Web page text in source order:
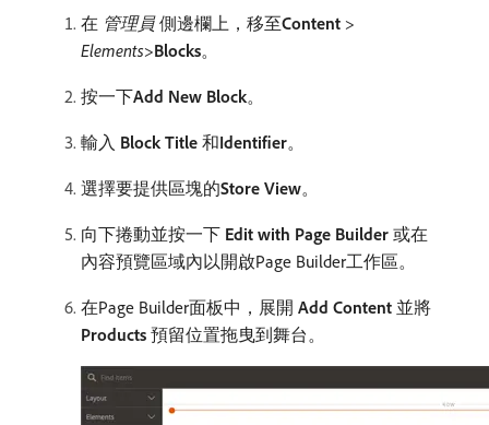
在​ 管理員​側邊欄上，移至​Content >
Elements>Blocks。
按一下​Add New Block。
輸入​ Block Title ​和​Identifier。
選擇要提供區塊的​Store View。
向下捲動並按一下​ Edit with Page Builder ​或在
內容預覽區域內以開啟Page Builder工作區。
在Page Builder面板中，展開​ Add Content ​並將​
Products ​預留位置拖曳到舞台。